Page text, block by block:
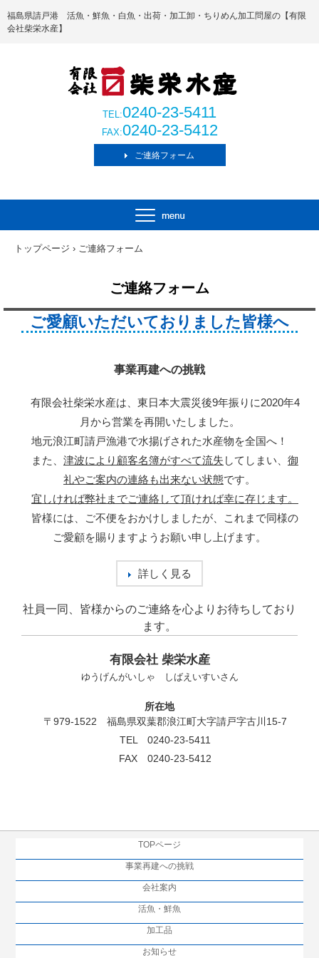
福島県請戸港 活魚・鮮魚・白魚・出荷・加工卸・ちりめん加工問屋の【有限
会社柴栄水産】
TEL:0240-23-5411
FAX:0240-23-5412
ご連絡フォーム
トップページ › ご連絡フォーム
ご連絡フォーム
ご愛顧いただいておりました皆様へ
事業再建への挑戦
有限会社柴栄水産は、東日本大震災後9年振りに2020年4
月から営業を再開いたしました。
地元浪江町請戸漁港で水揚げされた水産物を全国へ！
また、 津波により顧客名簿がすべて流失 してしまい、 御
礼やご案内の連絡も出来ない状態です。
宜しければ弊社までご連絡して頂ければ幸に存じます。
皆様には、ご不便をおかけしましたが、これまで同様の
ご愛顧を賜りますようお願い申し上げます。
詳しく見る
社員一同、皆様からのご連絡を心よりお待ちしており
ます。
有限会社 柴栄水産
ゆうげんがいしゃ しばえいすいさん
所在地
〒979-1522 福島県双葉郡浪江町大字請戸字古川15-7
TEL 0240-23-5411
FAX 0240-23-5412
TOPページ
事業再建への挑戦
会社案内
活魚・鮮魚
加工品
お知らせ